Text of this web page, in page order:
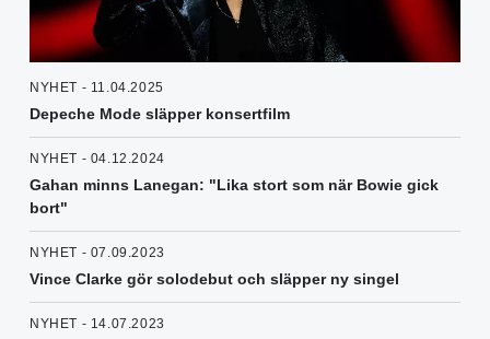
NYHET - 11.04.2025
Depeche Mode släpper konsertfilm
NYHET - 04.12.2024
Gahan minns Lanegan: "Lika stort som när Bowie gick
bort"
NYHET - 07.09.2023
Vince Clarke gör solodebut och släpper ny singel
NYHET - 14.07.2023